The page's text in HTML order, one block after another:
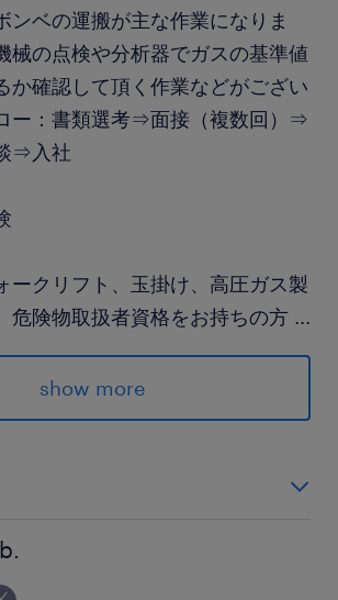
ンベの運搬が主な作業になりま
械の点検や分析器でガスの基準値
か確認して頂く作業などがござい
ー：書類選考⇒面接（複数回）⇒
⇒入社
ークリフト、玉掛け、高圧ガス製
危険物取扱者資格をお持ちの方 ...
年金保険 雇用保険,雇用保険
従業員持株制度、各種クラブ活
）寮制度、資格取得助成制度 ほ
show more
任者、危険物取扱者資格をお持ちの